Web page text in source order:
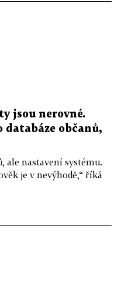
jsou nerovné.
občanů,
ale nastavení systému.
je v nevýhodě,“ říká